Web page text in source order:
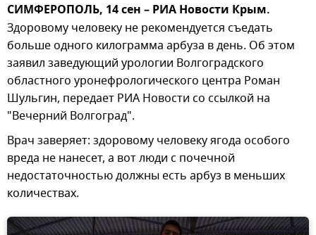
СИМФЕРОПОЛЬ, 14 сен – РИА Новости Крым.
Здоровому человеку не рекомендуется съедать
больше одного килограмма арбуза в день. Об этом
заявил заведующий урологии Волгоградского
областного уронефрологического центра Роман
Шульгин, передает РИА Новости со ссылкой на
"Вечерний Волгоград".
Врач заверяет: здоровому человеку ягода особого
вреда не нанесет, а вот люди с почечной
недостаточностью должны есть арбуз в меньших
количествах.